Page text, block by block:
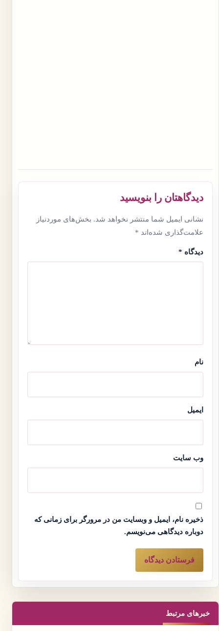
دیدگاهتان را بنویسید
نشانی ایمیل شما منتشر نخواهد شد. بخش‌های موردنیاز
علامت‌گذاری شده‌اند *
دیدگاه *
نام
ایمیل
وب‌ سایت
ذخیره نام، ایمیل و وبسایت من در مرورگر برای زمانی که
دوباره دیدگاهی می‌نویسم.
خبرهای مرتبط